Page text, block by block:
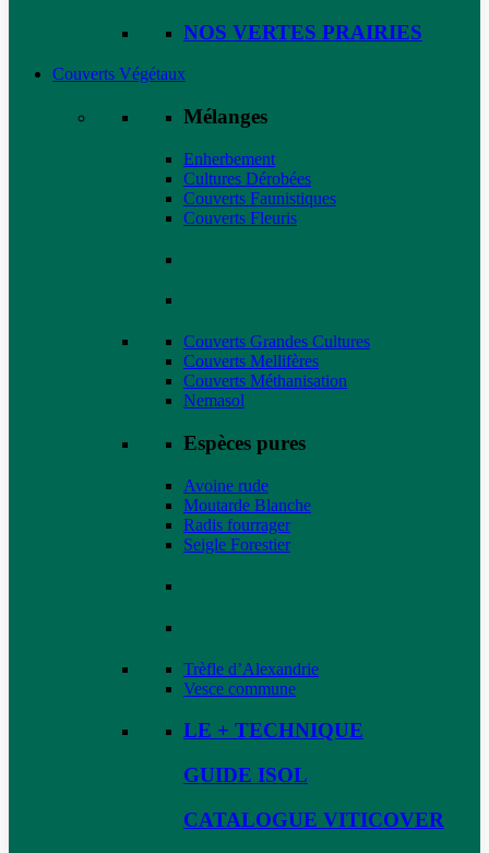
NOS VERTES PRAIRIES
Couverts Végétaux
Mélanges
Enherbement
Cultures Dérobées
Couverts Faunistiques
Couverts Fleuris
Couverts Grandes Cultures
Couverts Mellifères
Couverts Méthanisation
Nemasol
Espèces pures
Avoine rude
Moutarde Blanche
Radis fourrager
Seigle Forestier
Trèfle d’Alexandrie
Vesce commune
LE + TECHNIQUE
GUIDE ISOL
CATALOGUE VITICOVER